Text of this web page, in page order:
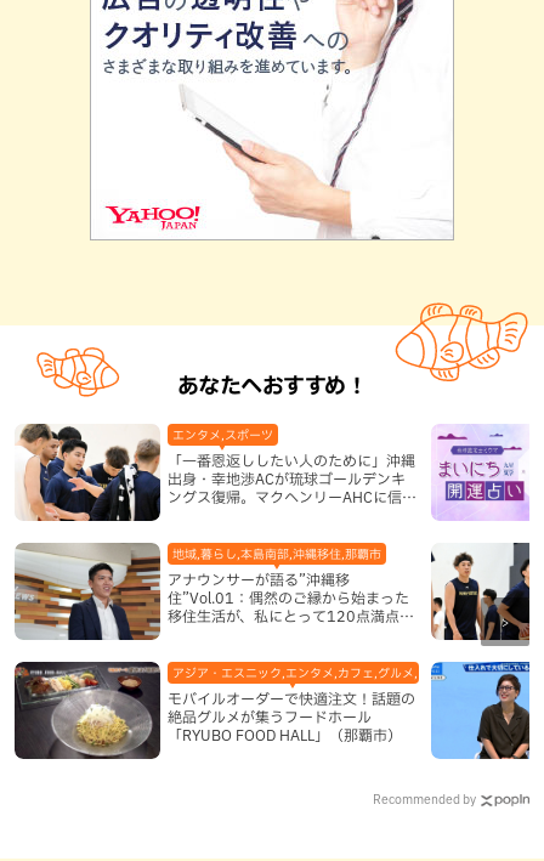
あなたへおすすめ！
「一番恩返ししたい人のために」沖縄
出身・幸地渉ACが琉球ゴールデンキ
ングス復帰。マクヘンリーAHCに信頼
エンタメ,スポーツ
アナウンサーが語る”沖縄移
住”Vol.01：偶然のご縁から始まった
移住生活が、私にとって120点満点に
地域,暮らし,本島南部,沖縄移住,那覇市
モバイルオーダーで快適注文！話題の
絶品グルメが集うフードホール
「RYUBO FOOD HALL」（那覇市）
アジア・エスニック,エンタメ,カフェ,グルメ,テレビ,中華,地域,本島
Recommended by